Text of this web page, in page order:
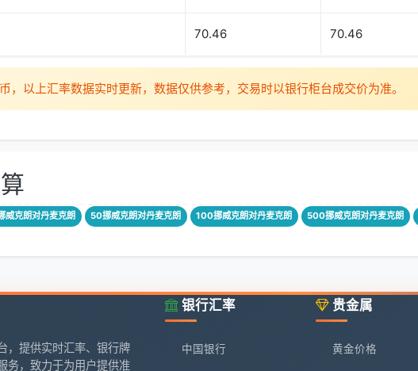
70.46 70.46
，以上汇率数据实时更新，数据仅供参考，交易时以银行柜台成交价为准。
威克朗对丹麦克朗 50挪威克朗对丹麦克朗 100挪威克朗对丹麦克朗 500挪威克朗对丹麦克朗
，提供实时汇率、银行牌
务，致力于为用户提供准
银行汇率
中国银行
贵金属
黄金价格